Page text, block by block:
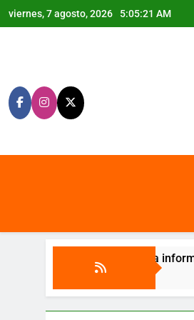
Saltar
al
viernes, 7 agosto, 2026 5:05:22 AM
informa cambios temporales en